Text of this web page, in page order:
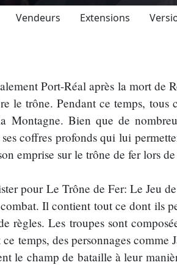
Vendeurs Extensions
Port-Réal après la mort de
le trône. Pendant ce temps,
Montagne. Bien que de
coffres profonds qui lui
emprise sur le trône de fer lors
pour Le Trône de Fer: Le Jeu
Il contient tout ce dont ils
règles. Les troupes sont
temps, des personnages
le champ de bataille à leur